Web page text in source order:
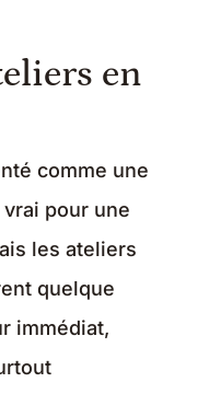
en
comme une
pour une
les ateliers
quelque
immédiat,